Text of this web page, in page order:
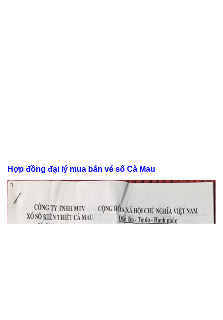
Hợp đồng đại lý mua bán vé số Cà Mau